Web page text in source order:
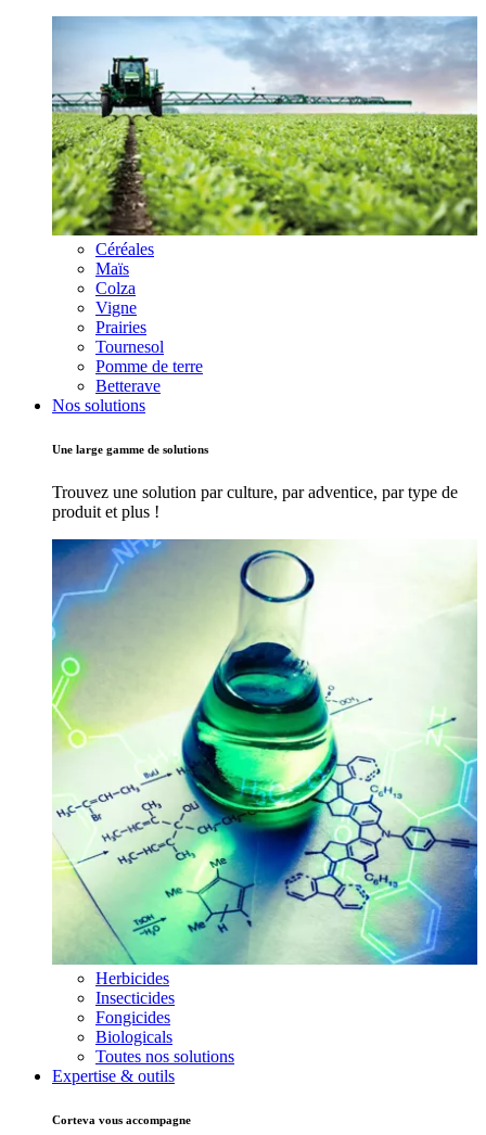
Céréales
Maïs
Colza
Vigne
Prairies
Tournesol
Pomme de terre
Betterave
Nos solutions
Une large gamme de solutions
Trouvez une solution par culture, par adventice, par type de
produit et plus !
Herbicides
Insecticides
Fongicides
Biologicals
Toutes nos solutions
Expertise & outils
Corteva vous accompagne